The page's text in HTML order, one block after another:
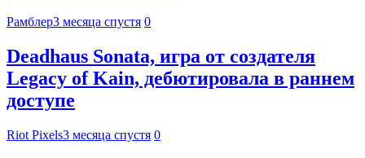
Рамблер3 месяца спустя 0
Deadhaus Sonata, игра от создателя
Legacy of Kain, дебютировала в раннем
доступе
Riot Pixels3 месяца спустя 0